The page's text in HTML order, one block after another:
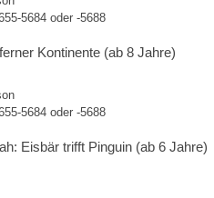
5684 oder -5688
Kontinente (ab 8 Jahre)
5684 oder -5688
Eisbär trifft Pinguin (ab 6 Jahre)